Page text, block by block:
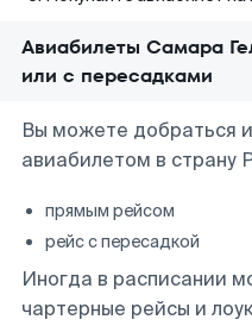
Авиабилеты Самара
или с пересадками
Вы можете добраться
авиабилетом в страну
прямым рейсом
рейс с пересадкой
Иногда в расписании
чартерные рейсы и